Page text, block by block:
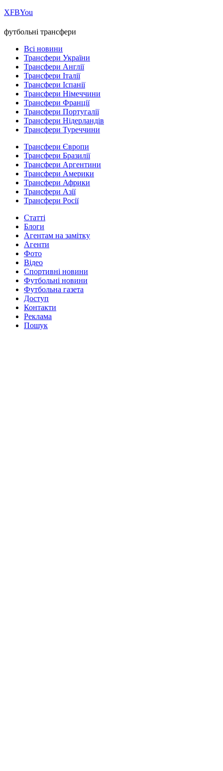
ХFBYou
футбольні трансфери
Всі новини
Трансфери України
Трансфери Англії
Трансфери Італії
Трансфери Іспанії
Трансфери Німеччини
Трансфери Франції
Трансфери Португалії
Трансфери Нідерландів
Трансфери Туреччини
Трансфери Європи
Трансфери Бразилії
Трансфери Аргентини
Трансфери Америки
Трансфери Африки
Трансфери Азії
Трансфери Росії
Статті
Блоги
Агентам на замітку
Агенти
Фото
Відео
Спортивні новини
Футбольні новини
Футбольна газета
Доступ
Контакти
Реклама
Пошук